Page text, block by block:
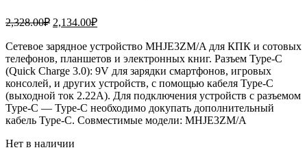
2,328.00₽ Первоначальная
составляла
2,328.00₽.
2,134.00₽Текущая
2,134.00₽.
Сетевое зарядное устройство MHJE3ZM/A для КПК и сотовых
телефонов, планшетов и электронных книг. Разъем Type-C
(Quick Charge 3.0): 9V для зарядки смартфонов, игровых
консолей, и других устройств, с помощью кабеля Type-C
(выходной ток 2.22A). Для подключения устройств с разъемом
Type-C — Type-C необходимо докупать дополнительный
кабель Type-C. Совместимые модели: MHJE3ZM/A
Нет в наличии